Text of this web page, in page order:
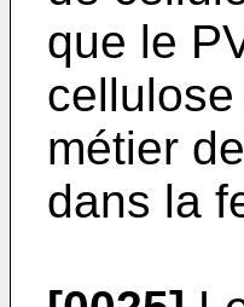
que le
métier
dans la